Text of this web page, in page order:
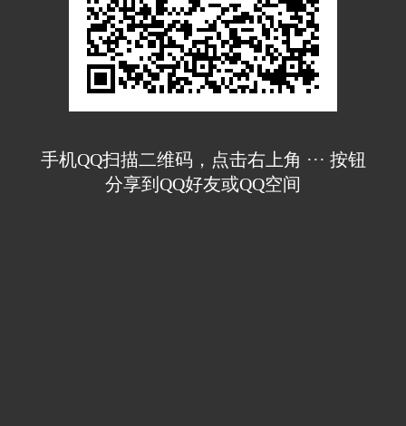
手机QQ扫描二维码，点击右上角 ··· 按钮
分享到QQ好友或QQ空间